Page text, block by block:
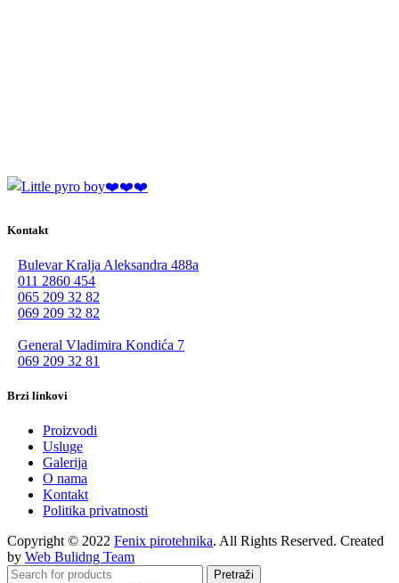
Kontakt
Bulevar Kralja Aleksandra 488a
011 2860 454
065 209 32 82
069 209 32 82
General Vladimira Kondića 7
069 209 32 81
Brzi linkovi
Proizvodi
Usluge
Galerija
O nama
Kontakt
Politika privatnosti
Copyright © 2022 Fenix pirotehnika. All Rights Reserved. Created
by Web Bulidng Team
Pretraži